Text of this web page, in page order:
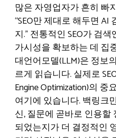
많은 자영업자가 흔히 빠
“SEO만 제대로 해두면
지.” 전통적인 SEO가 검
가시성을 확보하는 데 집
대언어모델(LLM)은 정보
르게 읽습니다. 실제로
Engine Optimization)의
여기에 있습니다. 백링크
신, 질문에 곧바로 인용
되었는지가 더 결정적인